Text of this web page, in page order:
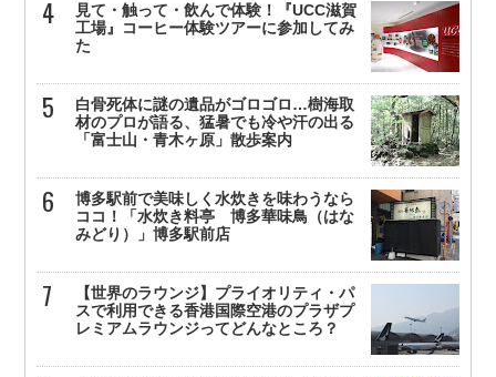
見て・触って・飲んで体験！『UCC滋賀
工場』コーヒー体験ツアーに参加してみ
た
白骨死体に謎の遺品がゴロゴロ…樹海取
材のプロが語る、猛暑でも冷や汗の出る
「富士山・青木ヶ原」散歩案内
博多駅前で美味しく水炊きを味わうなら
ココ！「水炊き料亭 博多華味鳥（はな
みどり）」博多駅前店
【世界のラウンジ】プライオリティ・パ
スで利用できる香港国際空港のプラザプ
レミアムラウンジってどんなところ？